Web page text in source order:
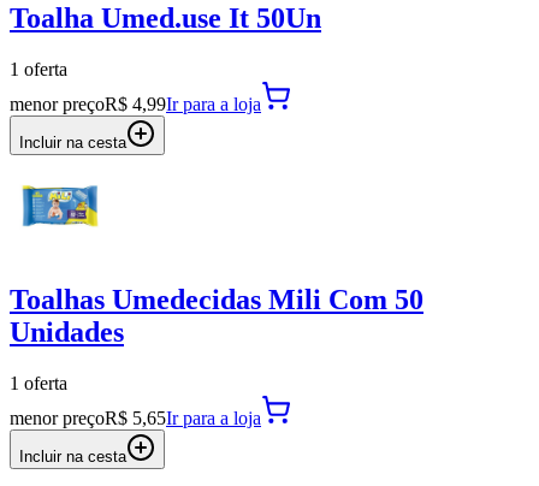
Toalha Umed.use It 50Un
1 oferta
menor preçoR$ 4,99Ir para a loja
Incluir na cesta
Toalhas Umedecidas Mili Com 50
Unidades
1 oferta
menor preçoR$ 5,65Ir para a loja
Incluir na cesta